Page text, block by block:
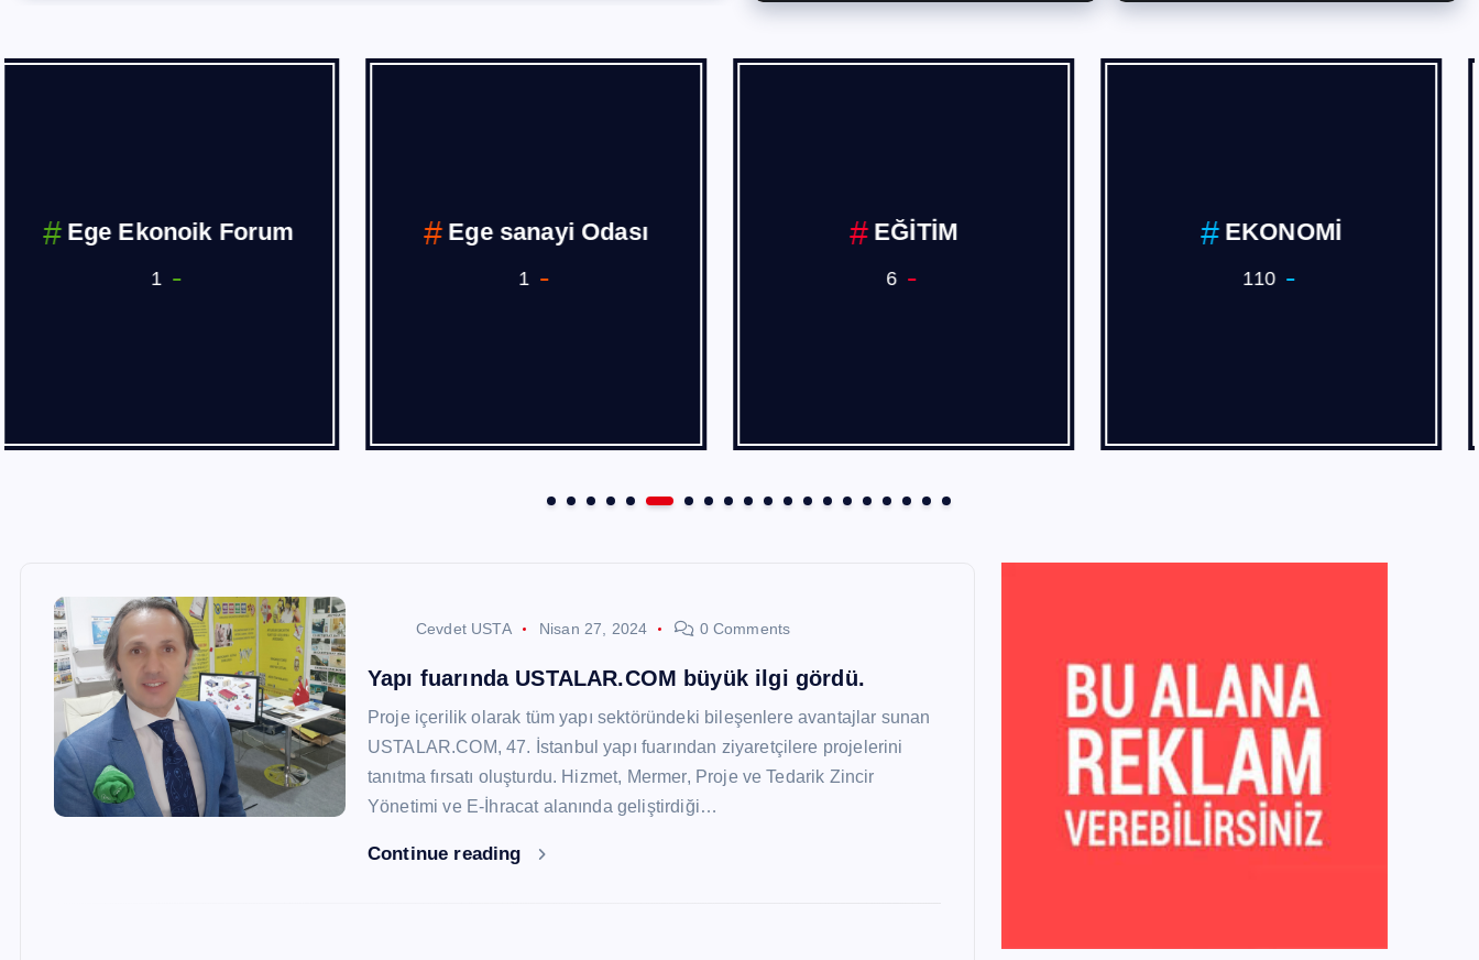
EĞİTİM
6
EKONOMİ
110
EMLAK
4
EMLAK
14
Cevdet USTA Nisan 27, 2024 0 Comments
Yapı fuarında USTALAR.COM büyük ilgi gördü.
Proje içerilik olarak tüm yapı sektöründeki bileşenlere avantajlar sunan
USTALAR.COM, 47. İstanbul yapı fuarından ziyaretçilere projelerini
tanıtma fırsatı oluşturdu. Hizmet, Mermer, Proje ve Tedarik Zincir
Yönetimi ve E-İhracat alanında geliştirdiği…
Continue reading